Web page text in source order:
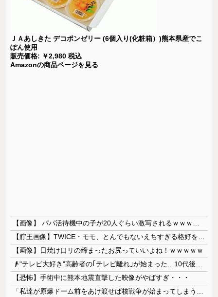
ＪＡあしきた デコポンゼリー (6個入り(化粧箱）)熊本県産でこ
ぽん使用
販売価格: ￥2,980 税込
Amazonの商品ページを見る
【画像】日焼け口リの締まったお尻っていいよね！ｗｗｗｗｗ
【恐怖】手術中に熊本地震直撃した映像がやばすぎ・・・